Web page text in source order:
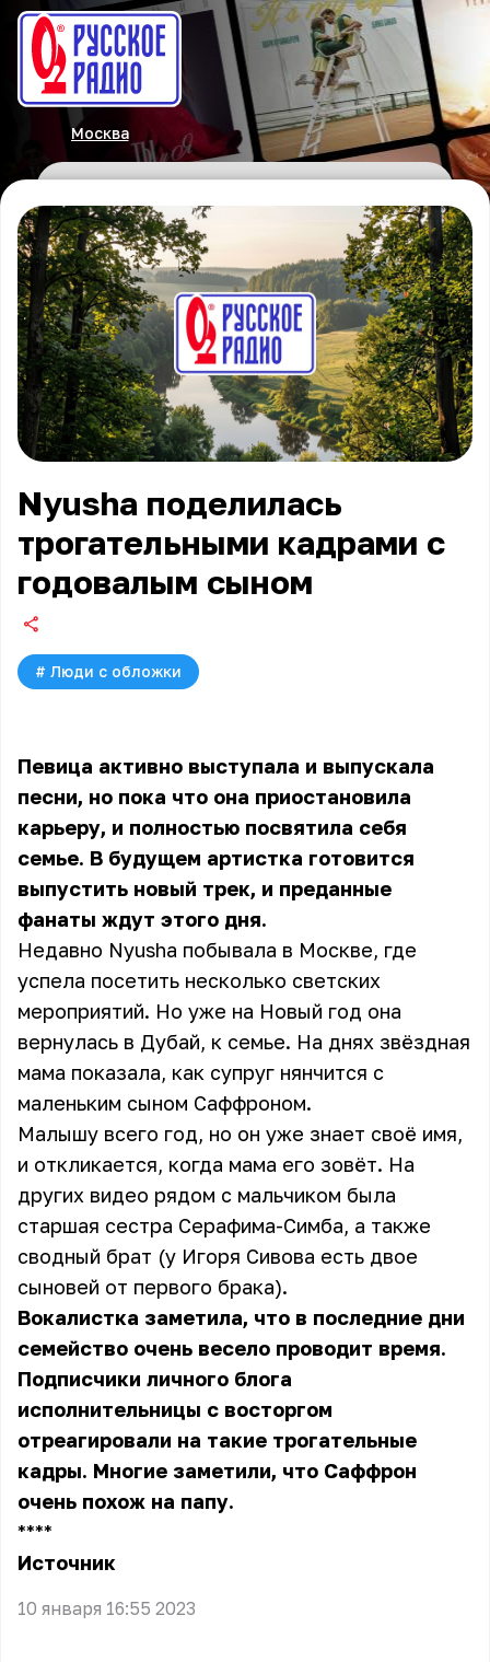
Москва
Nyusha поделилась
трогательными кадрами с
годовалым сыном
# Люди с обложки
Певица активно выступала и выпускала
песни, но пока что она приостановила
карьеру, и полностью посвятила себя
семье. В будущем артистка готовится
выпустить новый трек, и преданные
фанаты ждут этого дня.
Недавно Nyusha побывала в Москве, где
успела посетить несколько светских
мероприятий. Но уже на Новый год она
вернулась в Дубай, к семье. На днях звёздная
мама показала, как супруг нянчится с
маленьким сыном Саффроном.
Малышу всего год, но он уже знает своё имя,
и откликается, когда мама его зовёт. На
других видео рядом с мальчиком была
старшая сестра Серафима-Симба, а также
сводный брат (у Игоря Сивова есть двое
сыновей от первого брака).
Вокалистка заметила, что в последние дни
семейство очень весело проводит время.
Подписчики личного блога
исполнительницы с восторгом
отреагировали на такие трогательные
кадры. Многие заметили, что Саффрон
очень похож на папу.
** **
Источник
10 января 16:55 2023